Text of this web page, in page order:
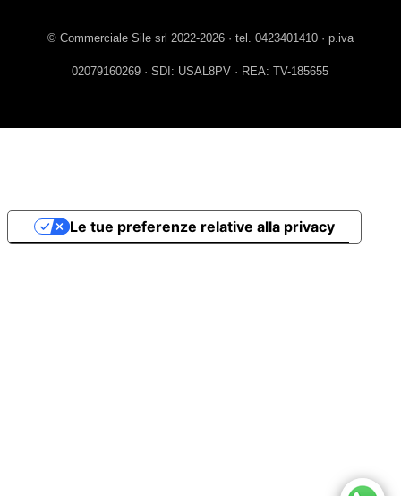
© Commerciale Sile srl 2022-2026 · tel. 0423401410 · p.iva
02079160269 · SDI: USAL8PV · REA: TV-185655
Le tue preferenze relative alla privacy